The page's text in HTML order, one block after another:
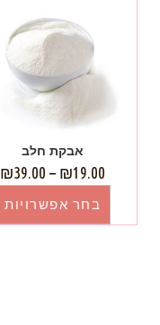
אבקת חלב
₪19.00
–
₪39.00
בחר אפשרויות